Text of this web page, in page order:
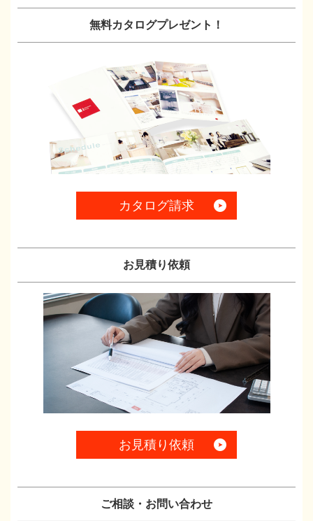
無料カタログプレゼント！
カタログ請求
お見積り依頼
お見積り依頼
ご相談・お問い合わせ